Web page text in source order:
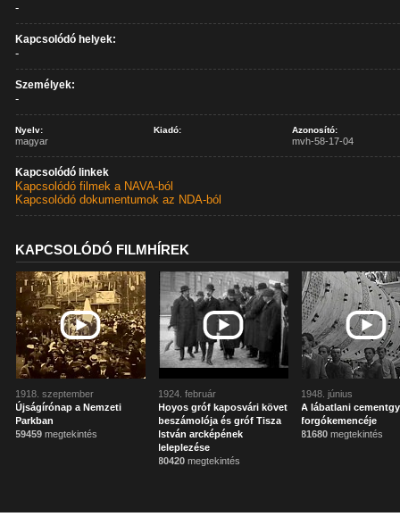
-
Kapcsolódó helyek:
-
Személyek:
-
Nyelv:
magyar
Kiadó: Azonosító:
mvh-58-17-04
Kapcsolódó linkek
Kapcsolódó filmek a NAVA-ból
Kapcsolódó dokumentumok az NDA-ból
KAPCSOLÓDÓ FILMHÍREK
1918. szeptember
Újságírónap a Nemzeti
Parkban
59459 megtekintés
1924. február
Hoyos gróf kaposvári követ
beszámolója és gróf Tisza
István arcképének
leleplezése
80420 megtekintés
1948. június
A lábatlani
forgókemencéje
81680 megtekintés